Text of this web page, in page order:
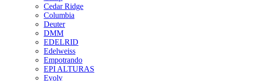
Cedar Ridge
Columbia
Deuter
DMM
EDELRID
Edelweiss
Empotrando
EPI ALTURAS
Evolv